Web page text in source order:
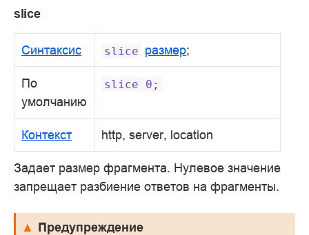
slice
Синтаксис slice размер;
По
умолчанию
slice 0;
Контекст http, server, location
Задает размер фрагмента. Нулевое значение
запрещает разбиение ответов на фрагменты.
Предупреждение